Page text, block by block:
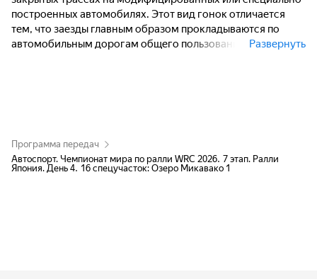
построенных автомобилях. Этот вид гонок отличается
тем, что заезды главным образом прокладываются по
автомобильным дорогам общего пользования, в формате
Развернуть
Программа передач
Автоспорт. Чемпионат мира по ралли WRC 2026. 7 этап. Ралли
Япония. День 4. 16 спецучасток: Озеро Микавако 1